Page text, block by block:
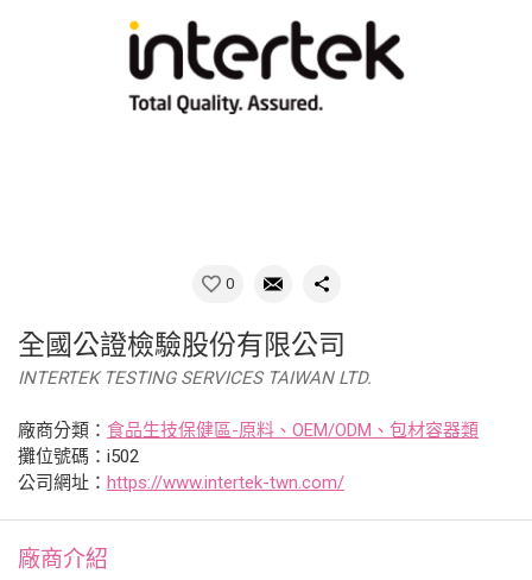
0
全國公證檢驗股份有限公司
INTERTEK TESTING SERVICES TAIWAN LTD.
廠商分類： 食品生技保健區-原料、OEM/ODM、包材容器類
攤位號碼：i502
公司網址： https://www.intertek-twn.com/
廠商介紹